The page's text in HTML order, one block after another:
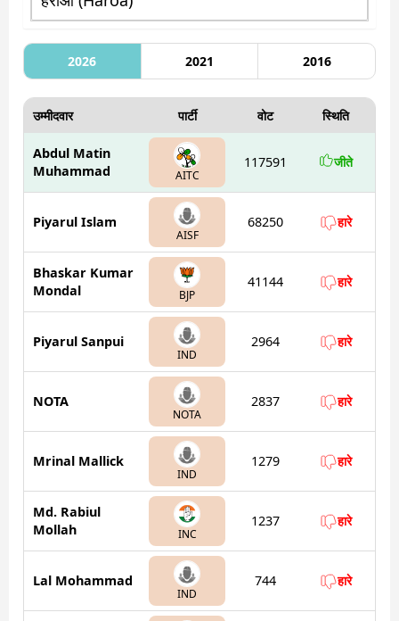
2026 2021 2016
उम्मीदवार पार्टी वोट स्थिति
Abdul Matin
Muhammad
AITC
117591 जीते
Piyarul Islam
AISF
68250 हारे
Bhaskar Kumar
Mondal
BJP
41144 हारे
Piyarul Sanpui
IND
2964 हारे
NOTA
NOTA
2837 हारे
Mrinal Mallick
IND
1279 हारे
Md. Rabiul
Mollah
INC
1237 हारे
Lal Mohammad
IND
744 हारे